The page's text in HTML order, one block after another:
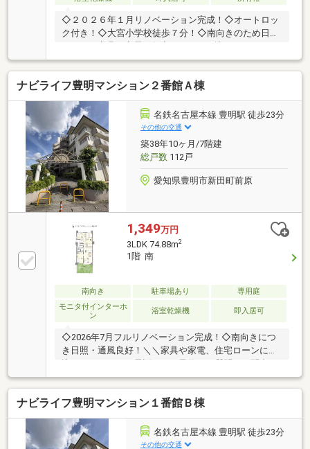
◇２０２６年１月リノベーション完成！◇オートロッ
ク付き！◇大宮小学校徒歩７分！◇南向きのため日当
お電話でのご予約、ご質問・お問合せはこちらまで
▼TEL：0120-09-7549【通話無料】ニッカ不動産へ！
～空家につき即日のご案内も可能！～お気兼ねなくお
問合せくださいませ。住宅ローンやリフォームのご相
談も承ります！【主なリノベーション内容】・システ
ムキッチン、ユニットバス、トイレ交換・洗面化粧台
交換 ・建具交換・クロス、フローリング
ナビライフ豊明マンション２番館Ａ棟
名鉄名古屋本線 豊明駅 徒歩23分
その他の交通
築38年10ヶ月/7階建
総戸数112戸
愛知県豊明市新田町前原
1,349万円
3LDK 74.88m2
1階 南
南向き 駐車場あり
専用庭
モニタ付インターホ
ン
浴室乾燥機 即入居可
◇2026年7月フルリノベーション完成！◇南向きにつ
き日照・通風良好！＼＼家具や家電、住宅ローンに組
はこちらまで▼TEL：0120-09-7549【通話無料】ニッ
カ不動産へ！～空家につき即日のご案内も可能！～お
気兼ねなくお問合せくださいませ。住宅ローンやリフ
ォームのご相談も承ります！【主なリノベーション内
容】・システムキッチン、ユニットバス、トイレ交
換・洗面化粧台交換 ・建具交換・クロス、フローリ
ナビライフ豊明マンション１番館Ｂ棟
名鉄名古屋本線 豊明駅 徒歩23分
その他の交通